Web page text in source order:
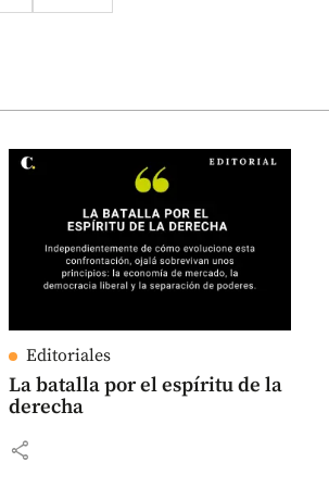
Editoriales
La batalla por el espíritu de la
derecha
share